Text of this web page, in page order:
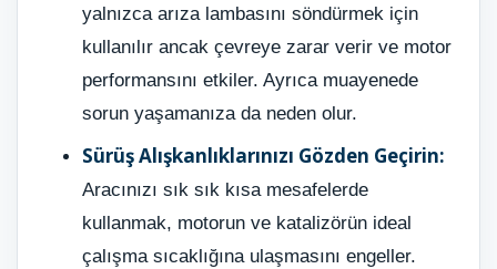
yalnızca arıza lambasını söndürmek için
kullanılır ancak çevreye zarar verir ve motor
performansını etkiler. Ayrıca muayenede
sorun yaşamanıza da neden olur.
Sürüş Alışkanlıklarınızı Gözden Geçirin:
Aracınızı sık sık kısa mesafelerde
kullanmak, motorun ve katalizörün ideal
çalışma sıcaklığına ulaşmasını engeller.